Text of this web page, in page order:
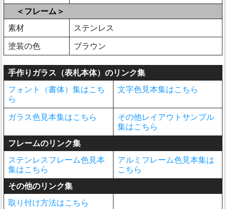
＜フレーム＞
素材
ステンレス
塗装の色 ブラウン
手作りガラス（表札本体）のリンク集
フォント（書体）集はこち
ら
文字色見本集はこちら
ガラス色見本集はこちら
その他レイアウトサンプル
集はこちら
フレームのリンク集
ステンレスフレーム色見本
集はこちら
アルミフレーム色見本集は
こちら
その他のリンク集
取り付け方法はこちら